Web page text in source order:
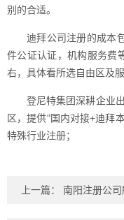
别的合适。
迪拜公司注册的成本
件公证认证，机构服务费
右，具体看所选自由区及服
登尼特集团深耕企业
区，提供"国内对接+迪拜
特殊行业注册；
上一篇： 南阳注册公